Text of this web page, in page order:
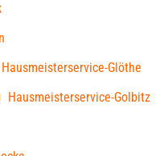
Hausmeisterservice-Glöthe
Hausmeisterservice-Golbitz